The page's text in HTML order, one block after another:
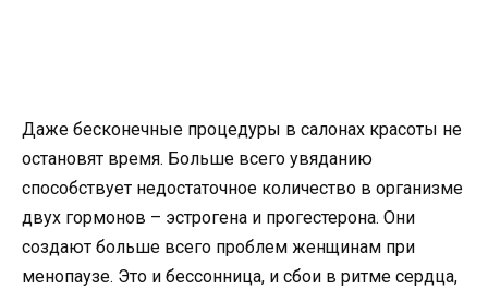
Даже бесконечные процедуры в салонах красоты не
остановят время. Больше всего увяданию
способствует недостаточное количество в организме
двух гормонов – эстрогена и прогестерона. Они
создают больше всего проблем женщинам при
менопаузе. Это и бессонница, и сбои в ритме сердца,